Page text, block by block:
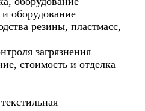
оборудование
резины, пластмасс,
загрязнения
стоимость и отделка